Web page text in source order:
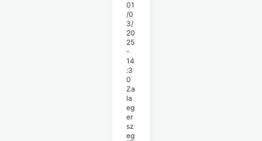
01
/0
3/
20
25
-
14
:3
0
Za
la
eg
er
sz
eg